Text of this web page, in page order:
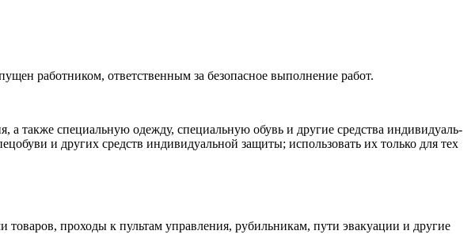
ра­бот­ни­ком, от­ветс­твен­ным за бе­зопас­ное вы­пол­не­ние ра­бот.
а так­же спе­ци­аль­ную одеж­ду, спе­ци­аль­ную обувь и дру­гие средс­тва ин­ди­виду­аль­
и дру­гих средств ин­ди­виду­аль­ной за­щиты; ис­поль­зо­вать их толь­ко для тех
про­ходы к пуль­там уп­равле­ния, ру­биль­ни­кам, пу­ти эва­ку­ации и дру­гие